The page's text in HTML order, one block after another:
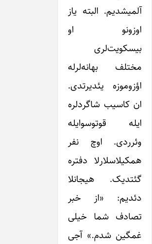
آلمیشدیم. البته یاز
اوزونو او
بیسکویت‌لری
مختلف بهانه‌لرله
اؤزوموزه یئدیرتدی.
ان کاسیب شاگردلره
ایله قوتوسوایله
وئرردی. اوچ نفر
همکیلاسلارلا دفتره
گئتدیک. هیجانلا
دئدیم: «از خبر
تصادف شما خیلی
غمگین شدم.» آجی